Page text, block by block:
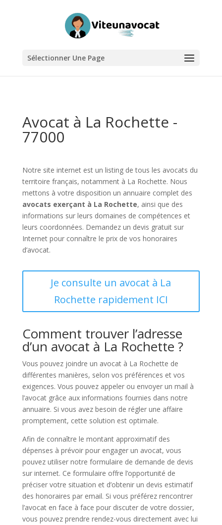
Sélectionner Une Page
Avocat à La Rochette -
77000
Notre site internet est un listing de tous les avocats du
territoire français, notamment à La Rochette. Nous
mettons à votre disposition un annuaire complet des
avocats exerçant à La Rochette, ainsi que des
informations sur leurs domaines de compétences et
leurs coordonnées. Demandez un devis gratuit sur
Internet pour connaître le prix de vos honoraires
d’avocat.
Je consulte un avocat à La
Rochette rapidement ICI
Comment trouver l’adresse
d’un avocat à La Rochette ?
Vous pouvez joindre un avocat à La Rochette de
différentes manières, selon vos préférences et vos
exigences. Vous pouvez appeler ou envoyer un mail à
l’avocat grâce aux informations fournies dans notre
annuaire. Si vous avez besoin de régler une affaire
promptement, cette solution est optimale.
Afin de connaître le montant approximatif des
dépenses à prévoir pour engager un avocat, vous
pouvez utiliser notre formulaire de demande de devis
sur internet. Ce formulaire offre l’opportunité de
préciser votre situation et d’obtenir un devis estimatif
des honoraires par email. Si vous préférez rencontrer
l’avocat en face à face pour discuter de votre dossier,
vous pouvez prendre rendez-vous directement avec lui